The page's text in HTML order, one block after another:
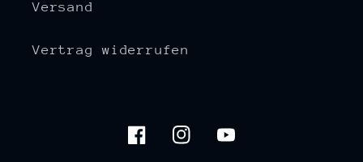
Versand
Vertrag widerrufen
FacebookInstagramYouTube